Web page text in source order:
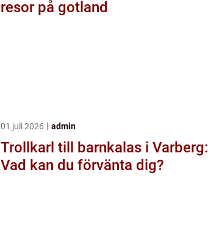
resor på gotland
01 juli 2026 admin
Trollkarl till barnkalas i Varberg:
Vad kan du förvänta dig?